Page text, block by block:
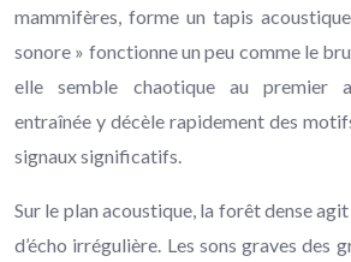
mammifères, forme un tapis
sonore » fonctionne un peu comme le
elle semble chaotique au premier
entraînée y décèle rapidement des
signaux significatifs.
Sur le plan acoustique, la forêt dense
d’écho irrégulière. Les sons graves des